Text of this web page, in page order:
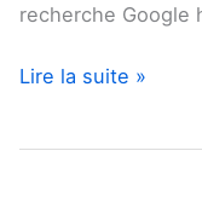
recherche Google
Lire la suite »